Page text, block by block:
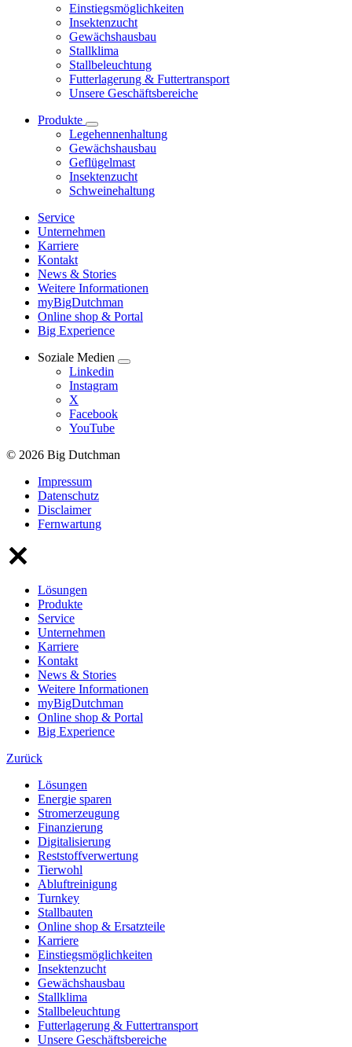
Einstiegsmöglichkeiten
Insektenzucht
Gewächshausbau
Stallklima
Stallbeleuchtung
Futterlagerung & Futtertransport
Unsere Geschäftsbereiche
Produkte
Legehennenhaltung
Gewächshausbau
Geflügelmast
Insektenzucht
Schweinehaltung
Service
Unternehmen
Karriere
Kontakt
News & Stories
Weitere Informationen
myBigDutchman
Online shop & Portal
Big Experience
Soziale Medien
Linkedin
Instagram
X
Facebook
YouTube
© 2026 Big Dutchman
Impressum
Datenschutz
Disclaimer
Fernwartung
Lösungen
Produkte
Service
Unternehmen
Karriere
Kontakt
News & Stories
Weitere Informationen
myBigDutchman
Online shop & Portal
Big Experience
Zurück
Lösungen
Energie sparen
Stromerzeugung
Finanzierung
Digitalisierung
Reststoffverwertung
Tierwohl
Abluftreinigung
Turnkey
Stallbauten
Online shop & Ersatzteile
Karriere
Einstiegsmöglichkeiten
Insektenzucht
Gewächshausbau
Stallklima
Stallbeleuchtung
Futterlagerung & Futtertransport
Unsere Geschäftsbereiche